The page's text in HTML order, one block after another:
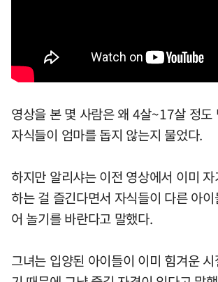
영상을 본 몇 사람은 왜 4살~17살 정도
자식들이 엄마를 돕지 않는지 물었다.
하지만 알리샤는 이전 영상에서 이미
하는 걸 즐긴다면서 자식들이 다른 아
어 놀기를 바란다고 말했다.
그녀는 입양된 아이들이 이미 힘겨운